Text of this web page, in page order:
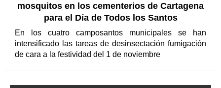
mosquitos en los cementerios de Cartagena
para el Día de Todos los Santos
En los cuatro camposantos municipales se han
intensificado las tareas de desinsectación fumigación
de cara a la festividad del 1 de noviembre